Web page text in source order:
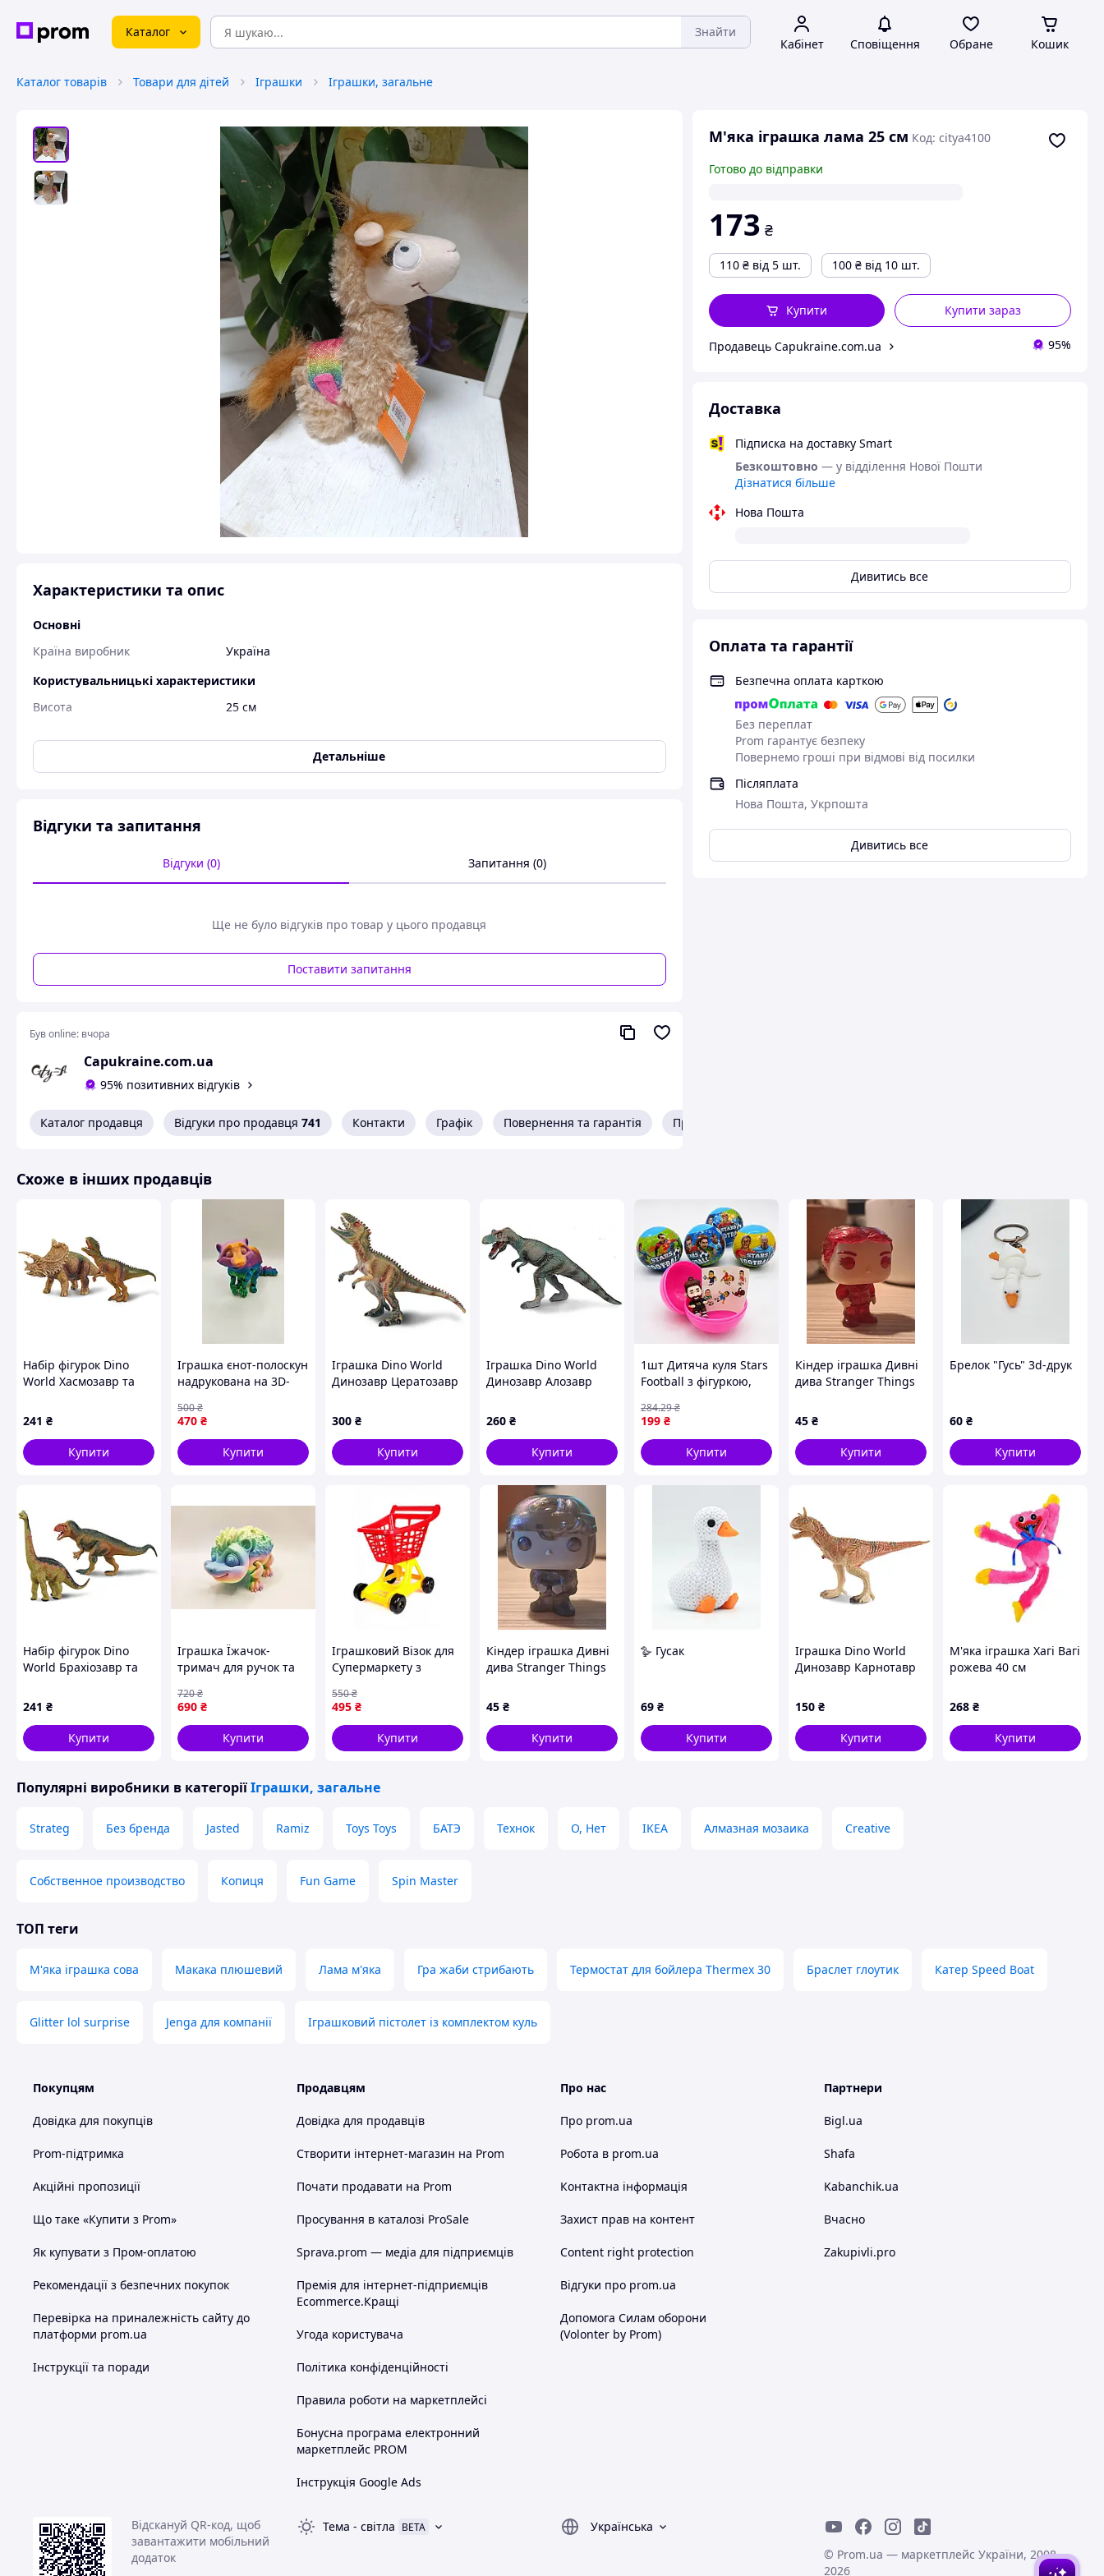
Каталог Знайти
Кабінет Сповіщення Обране Кошик
Каталог товарів Товари для дітей Іграшки Іграшки, загальне
М'яка іграшка лама 25 см Код: citya4100
Готово до відправки
173 ₴
110 ₴ від 5 шт. 100 ₴ від 10 шт.
Купити зараз
Купити
Продавець Capukraine.com.ua 95%
Доставка
Підписка на доставку Smart
Безкоштовно — у відділення Нової Пошти
Дізнатися більше
Нова Пошта
Дивитись все
Оплата та гарантії
Безпечна оплата карткою
Без переплат
Prom гарантує безпеку
Повернемо гроші при відмові від посилки
Післяплата
Нова Пошта, Укрпошта
Дивитись все
Характеристики та опис
Основні
Країна виробник
Україна
Користувальницькі характеристики
Висота
25 см
Детальніше
Відгуки та запитання
Відгуки (0) Запитання (0)
Ще не було відгуків про товар у цього продавця
Поставити запитання
Був online: вчора
Capukraine.com.ua
95% позитивних відгуків
Каталог продавця Відгуки про продавця 741 Контакти Графік Повернення та гарантія Про продавця
Схоже в інших продавців
Набір фігурок Dino
World Хасмозавр та
241 ₴
Купити
Іграшка єнот-полоскун
надрукована на 3D-
470 ₴
500₴
Купити
Іграшка Dino World
Динозавр Цератозавр
300 ₴
Купити
Іграшка Dino World
Динозавр Алозавр
260 ₴
Купити
1шт Дитяча куля Stars
Football з фігуркою,
Сюрприз для дітей /
Куля - сюрприз /
Фігурка для дітей
199 ₴
284.29₴
Купити
Кіндер іграшка Дивні
дива Stranger Things
45 ₴
Купити
Брелок "Гусь" 3d-друк
60 ₴
Купити
Набір фігурок Dino
World Брахіозавр та
241 ₴
Купити
Іграшка Їжачок-
тримач для ручок та
на 3D-принтері
690 ₴
720₴
Купити
Іграшковий Візок для
Супермаркету з
Дитячий Продуктовий
Візочок для Гри від 3
рочків Червоний
495 ₴
550₴
Купити
Кіндер іграшка Дивні
дива Stranger Things
45 ₴
Купити
🪿 Гусак
69 ₴
Купити
Іграшка Dino World
Динозавр Карнотавр
150 ₴
Купити
М'яка іграшка Хагі Вагі
рожева 40 см
268 ₴
Купити
Популярні виробники в категоріїІграшки, загальне
Strateg Без бренда Jasted Ramiz Toys Toys БАТЭ Технок О, Нет IKEA Алмазная мозаика Creative
Собственное производство Копиця Fun Game Spin Master
ТОП теги
М'яка іграшка сова Макака плюшевий Лама м'яка Гра жаби стрибають Термостат для бойлера Thermex 30 Браслет глоутик Катер Speed Boat
Glitter lol surprise Jenga для компанії Іграшковий пістолет із комплектом куль
Покупцям
Довідка для покупців
Prom-підтримка
Акційні пропозиції
Що таке «Купити з Prom»
Як купувати з Пром-оплатою
Рекомендації з безпечних покупок
Перевірка на приналежність сайту до
платформи prom.ua
Інструкції та поради
Продавцям
Довідка для продавців
Створити інтернет-магазин на Prom
Почати продавати на Prom
Просування в каталозі ProSale
Sprava.prom — медіа для підприємців
Премія для інтернет-підприємців
Ecommerce.Кращі
Угода користувача
Політика конфіденційності
Правила роботи на маркетплейсі
Бонусна програма електронний
маркетплейс PROM
Інструкція Google Ads
Про нас
Про prom.ua
Робота в prom.ua
Контактна інформація
Захист прав на контент
Content right protection
Відгуки про prom.ua
Допомога Силам оборони
(Volonter by Prom)
Партнери
Bigl.ua
Shafa
Kabanchik.ua
Вчасно
Zakupivli.pro
Відскануй QR-код, щоб
завантажити мобільний
додаток
Тема - світла BETA
Українська
© Prom.ua — маркетплейс України, 2008-
2026